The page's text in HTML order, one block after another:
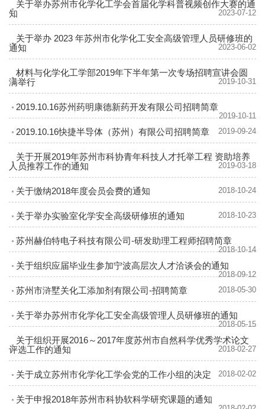
关于举办苏州市化学化工学会首届化学科普视频创作大赛的通
知
2023-07-12
关于举办 2023 年苏州市化学化工安全高级管理人员研修班的
通知
2023-06-02
材料与化学化工学部2019年下半年第一次专场招聘宣讲会圆
满举行
2019-10-31
2019.10.16苏州药明康德新药开发有限公司招聘简章
2019-10-11
2019.10.16快捷半导体（苏州）有限公司招聘简章 2019-09-24
关于开展2019年苏州市科协青年科技人才托举工程 资助培养
人员推荐工作的通知
2019-03-18
关于缴纳2018年度会员会费的通知 2018-10-24
关于举办实验室化学安全高级研修班的通知 2018-10-23
苏州赫伯特电子科技有限公司-研发助理工程师招聘简章
2018-10-14
关于组织应届毕业生参加宁波高层次人才洽谈会的通知
2018-09-12
苏州市浒墅关化工添加剂有限公司-招聘简章 2018-05-30
关于举办苏州市化学化工安全高级管理人员研修班的通知
2018-05-15
关于组织开展2016～2017年度苏州市自然科学优秀学术论文
评选工作的通知
2018-02-27
关于成立苏州市化学化工学会党的工作小组的决定 2018-02-02
关于申报2018年苏州市科协软科学研究课题的通知